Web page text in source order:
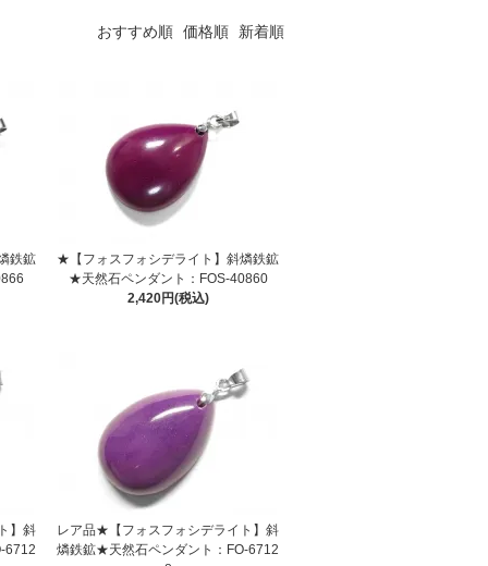
おすすめ順 価格順 新着順
鉄鉱
★【フォスフォシデライト】斜燐鉄鉱
★天然石ペンダント：FOS-40860
2,420円(税込)
】斜
6712
レア品★【フォスフォシデライト】斜
燐鉄鉱★天然石ペンダント：FO-6712